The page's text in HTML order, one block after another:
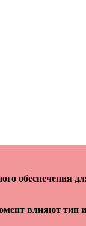
обеспечения
влияют тип